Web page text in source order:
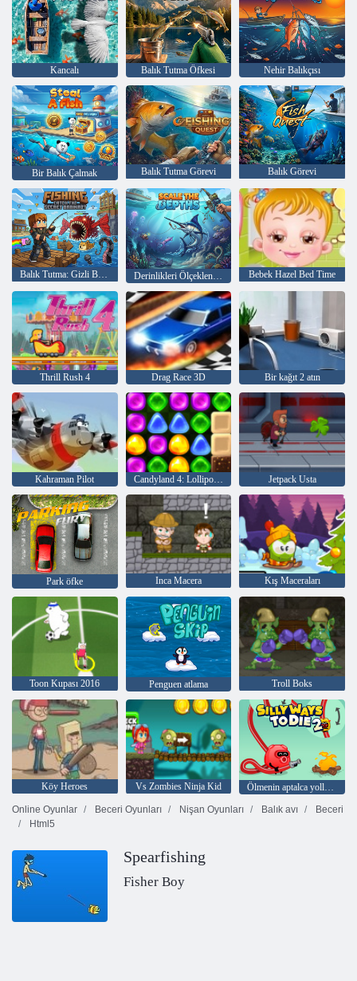
Kancalı Balık Tutma Öfkesi Nehir Balıkçısı
Bir Balık Çalmak Balık Tutma Görevi Balık Görevi
Balık Tutma: Gizli Beyin Çürümesini Yakala Derinlikleri Ölçeklendirin Bebek Hazel Bed Time
Thrill Rush 4 Drag Race 3D Bir kağıt 2 atın
Kahraman Pilot Candyland 4: Lollipop Bahçesi Jetpack Usta
Park öfke Inca Macera Kış Maceraları
Toon Kupası 2016 Penguen atlama Troll Boks
Köy Heroes Vs Zombies Ninja Kid
Ölmenin aptalca yolları 2
Online Oyunlar
Beceri Oyunları Nişan Oyunları Balık avı
Beceri
Html5
Spearfishing
Fisher Boy